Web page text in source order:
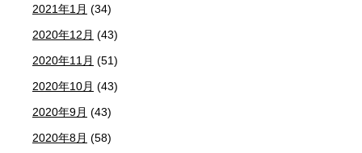
2021年1月 (34)
2020年12月 (43)
2020年11月 (51)
2020年10月 (43)
2020年9月 (43)
2020年8月 (58)